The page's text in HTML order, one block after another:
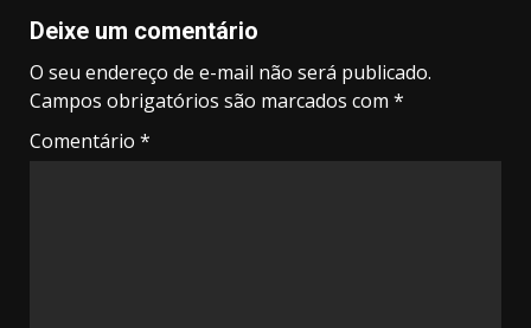
Deixe um comentário
O seu endereço de e-mail não será publicado.
Campos obrigatórios são marcados com *
Comentário *